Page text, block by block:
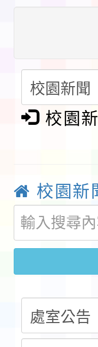
會活
函轉
童軍
賽實施
本市「
程安排
「桃園
會」之
第2次
告(採1
115 年
0 小時
轉知本
「
域)，
「
計畫」
115學
會活動
函轉桃
校園
校園新